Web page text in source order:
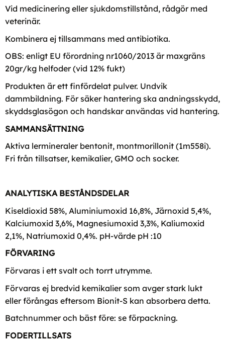
Vid medicinering eller sjukdomstillstånd, rådgör med
veterinär.
Kombinera ej tillsammans med antibiotika.
OBS: enligt EU förordning nr1060/2013 är maxgräns
20gr/kg helfoder (vid 12% fukt)
Produkten är ett finfördelat pulver. Undvik
dammbildning. För säker hantering ska andningsskydd,
skyddsglasögon och handskar användas vid hantering.
SAMMANSÄTTNING
Aktiva lermineraler bentonit, montmorillonit (1m558i).
Fri från tillsatser, kemikalier, GMO och socker.
ANALYTISKA BESTÅNDSDELAR
Kiseldioxid 58%, Aluminiumoxid 16,8%, Järnoxid 5,4%,
Kalciumoxid 3,6%, Magnesiumoxid 3,3%, Kaliumoxid
2,1%, Natriumoxid 0,4%. pH-värde pH :10
FÖRVARING
Förvaras i ett svalt och torrt utrymme.
Förvaras ej bredvid kemikalier som avger stark lukt
eller förångas eftersom Bionit-S kan absorbera detta.
Batchnummer och bäst före: se förpackning.
FODERTILLSATS